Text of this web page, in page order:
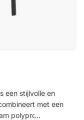
een stijlvolle en
met een
polypropyleen is hij